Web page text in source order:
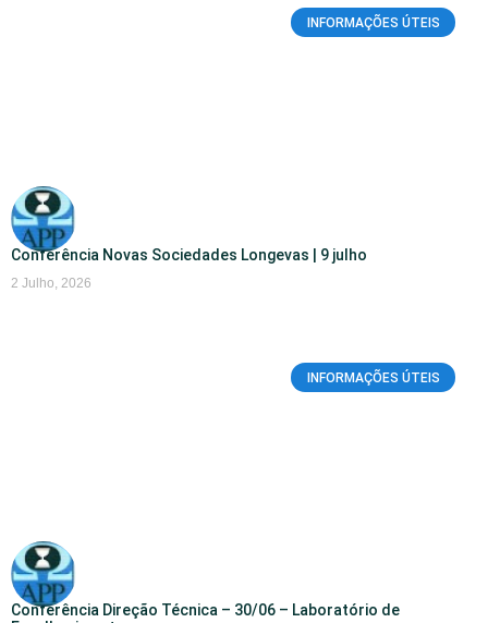
INFORMAÇÕES ÚTEIS
Conferência Novas Sociedades Longevas | 9 julho
2 Julho, 2026
INFORMAÇÕES ÚTEIS
Conferência Direção Técnica – 30/06 – Laboratório de